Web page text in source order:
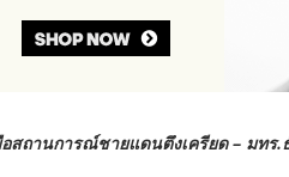
สถานการณ์ชายแดนตึงเครียด – มทร